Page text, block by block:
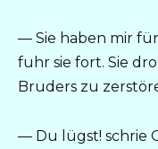
— Sie haben mir
fuhr sie fort. Sie
Bruders zu
— Du lügst! schrie